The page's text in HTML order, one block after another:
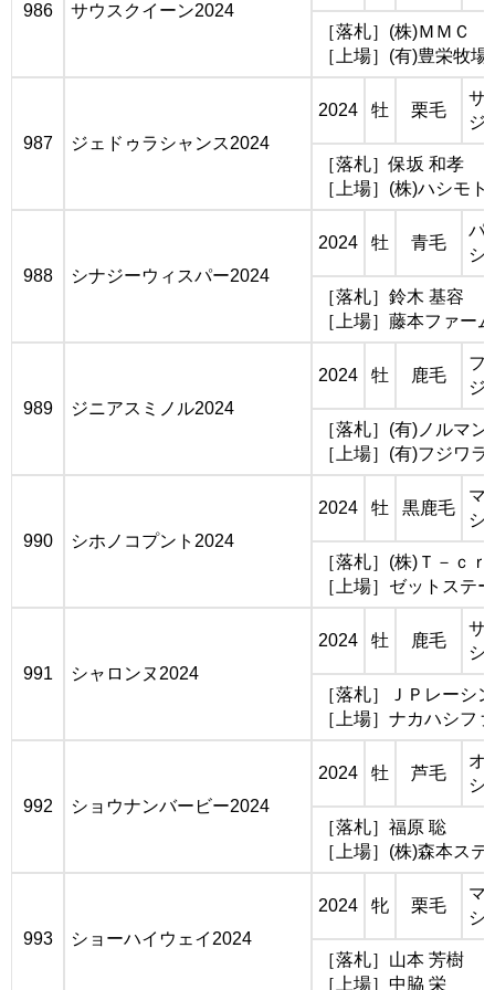
986
サウスクイーン2024
［落札］(株)ＭＭＣ
［上場］(有)豊栄牧場
987 ジェドゥラシャンス2024
2024 牡 栗毛
サ
ジ
［落札］保坂 和孝
［上場］(株)ハシモ
988 シナジーウィスパー2024
2024 牡 青毛
パ
シ
［落札］鈴木 基容
［上場］藤本ファーム
989 ジニアスミノル2024
2024 牡 鹿毛
フ
ジ
［落札］(有)ノルマ
［上場］(有)フジワ
990 シホノコプント2024
2024 牡 黒鹿毛
マ
シ
［落札］(株)Ｔ－ｃｒ
［上場］ゼットステ
991 シャロンヌ2024
2024 牡 鹿毛
サ
シ
［落札］ＪＰレーシ
［上場］ナカハシフ
992 ショウナンバービー2024
2024 牡 芦毛
オ
シ
［落札］福原 聡
［上場］(株)森本ス
993 ショーハイウェイ2024
2024 牝 栗毛
マ
シ
［落札］山本 芳樹
［上場］中脇 栄